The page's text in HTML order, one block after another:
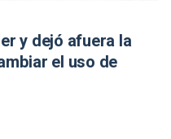
y dejó afuera la
el uso de